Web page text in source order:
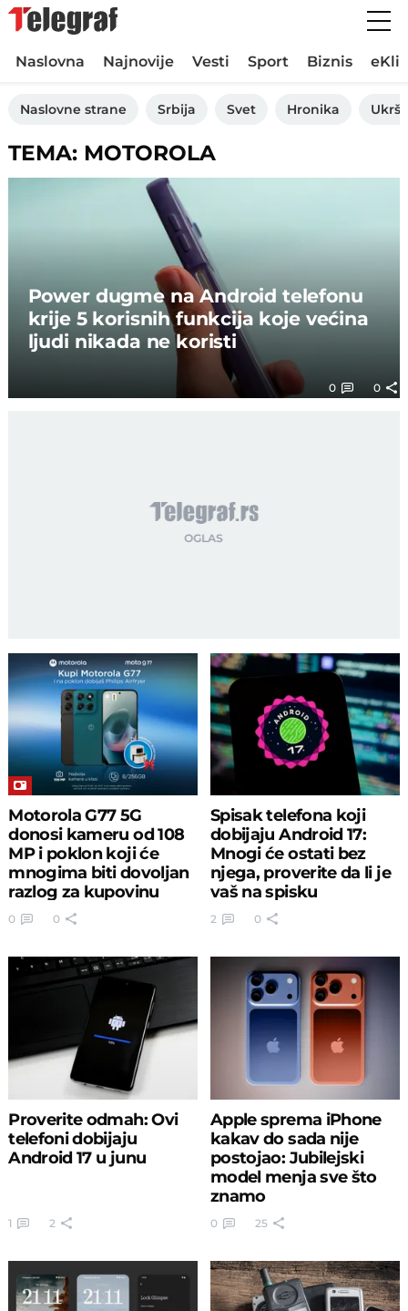
Naslovna Najnovije Vesti Sport Biznis
Naslovne strane Srbija Svet Hronika
TEMA: MOTOROLA
Power dugme na Android telefonu
krije 5 korisnih funkcija koje većina
ljudi nikada ne koristi
0 0
Motorola G77 5G
donosi kameru od 108
MP i poklon koji će
mnogima biti dovoljan
razlog za kupovinu
0 0
Spisak telefona koji
dobijaju Android 17:
Mnogi će ostati bez
njega, proverite da li je
vaš na spisku
2 0
Proverite odmah: Ovi
telefoni dobijaju
Android 17 u junu
1 2
Apple sprema iPhone
kakav do sada nije
postojao: Jubilejski
model menja sve što
znamo
0 25